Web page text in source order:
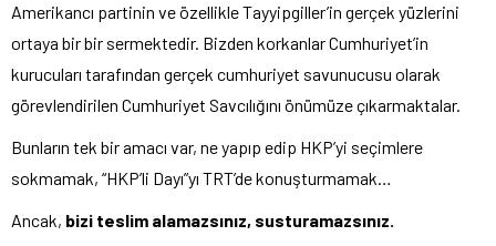
Amerikancı partinin ve özellikle Tayyipgiller’in gerçek yüzlerini
ortaya bir bir sermektedir. Bizden korkanlar Cumhuriyet’in
kurucuları tarafından gerçek cumhuriyet savunucusu olarak
görevlendirilen Cumhuriyet Savcılığını önümüze çıkarmaktalar.
Bunların tek bir amacı var, ne yapıp edip HKP’yi seçimlere
sokmamak, “HKP’li Dayı”yı TRT’de konuşturmamak…
Ancak, bizi teslim alamazsınız, susturamazsınız.